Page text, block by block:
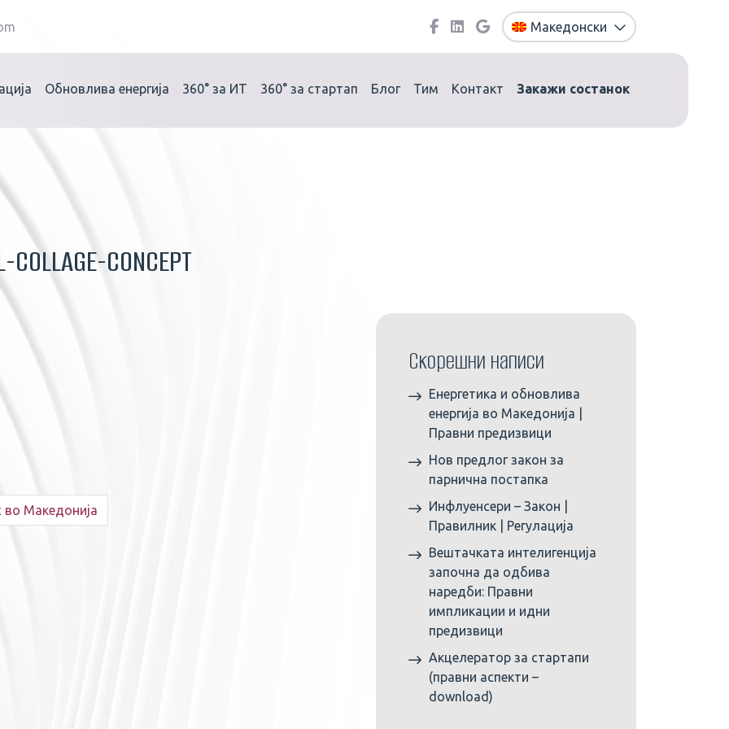
Македонски
Обновлива енергија 360° за ИТ 360° за стартап Блог Тим Контакт Закажи состанок
CONCEPT
во Македонија
Скорешни написи
Енергетика и обновлива
енергија во Македонија |
Правни предизвици
Нов предлог закон за
парнична постапка
Инфлуенсери – Закон |
Правилник | Регулација
Вештачката интелигенција
започна да одбива
наредби: Правни
импликации и идни
предизвици
Акцелератор за стартапи
(правни аспекти –
download)